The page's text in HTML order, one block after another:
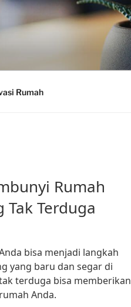
Rumah
Rumah
Tak Terduga
bisa menjadi langkah
yang baru dan segar di
terduga bisa memberikan
Anda.